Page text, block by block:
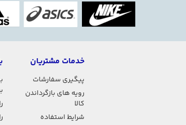
خدمات مشتریان
پیگیری سفارشات
رویه های بازگرداندن
کالا
شرایط استفاده